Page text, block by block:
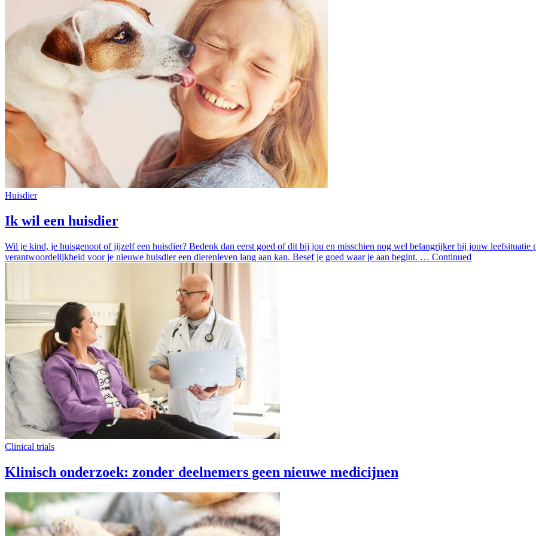
Huisdier
Ik wil een huisdier
Wil je kind, je huisgenoot of jijzelf een huisdier? Bedenk dan eerst goed of dit bij jou en misschien nog wel belangrijker bij jouw leefsituatie
verantwoordelijkheid voor je nieuwe huisdier een dierenleven lang aan kan. Besef je goed waar je aan begint. … Continued
Clinical trials
Klinisch onderzoek: zonder deelnemers geen nieuwe medicijnen